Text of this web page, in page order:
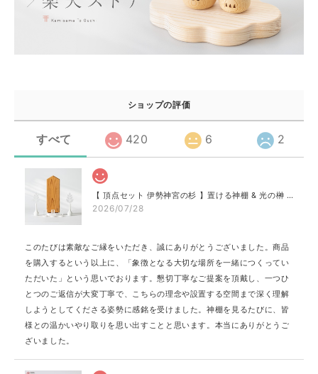
ショップの評価
すべて 420 6 2
【 頂点セット 伊勢神宮の杉 】置ける神棚 & 光の榊 & 光のお供え プレミア［神具 地平 付き］
2026/07/28
このたびは素敵なご縁をいただき、誠にありがとうございました。商品
を購入するという以上に、「象徴となる大切な場所を一緒につくってい
ただいた」という思いでおります。懇切丁寧なご提案を頂戴し、一つひ
とつのご返信が大変丁寧で、こちらの理念や設置する空間まで深く理解
しようとしてくださる姿勢に感銘を受けました。神棚を見るたびに、皆
様との温かいやり取りを思い出すことと思います。本当にありがとうご
ざいました。